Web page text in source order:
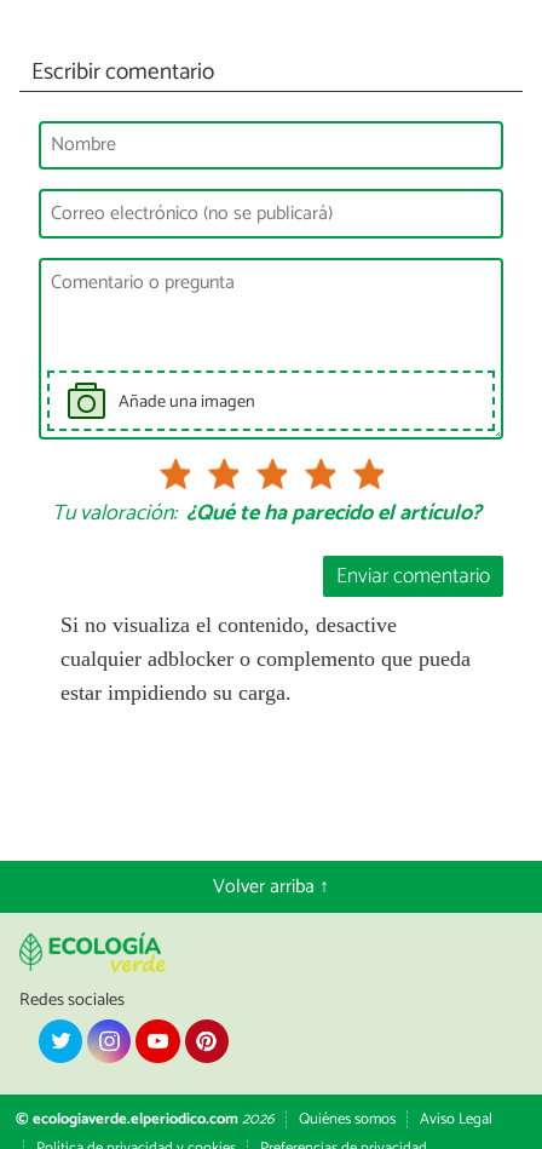
Escribir comentario
Añade una imagen
Tu valoración: ¿Qué te ha parecido el artículo?
Enviar comentario
Si no visualiza el contenido, desactive
cualquier adblocker o complemento que pueda
estar impidiendo su carga.
Volver arriba ↑
Redes sociales
© ecologiaverde.elperiodico.com2026 Quiénes somos
Aviso Legal